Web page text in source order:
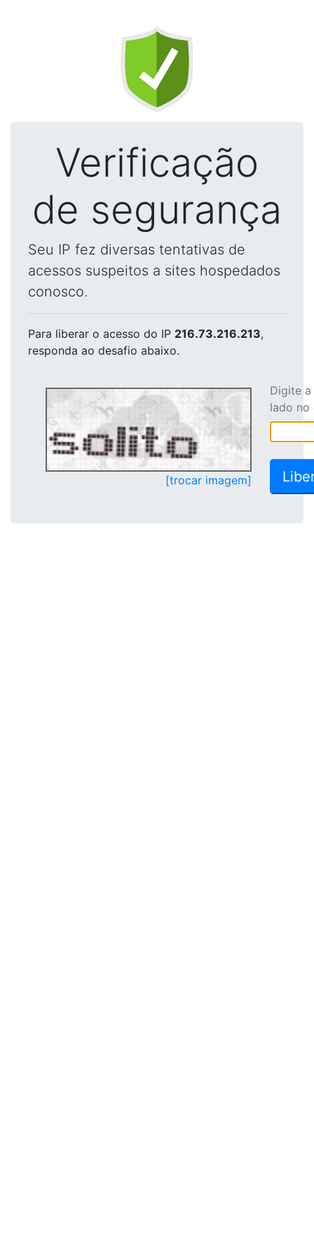
Verificação
de segurança
Seu IP fez diversas tentativas de
acessos suspeitos a sites hospedados
conosco.
Para liberar o acesso do IP 216.73.216.213,
responda ao desafio abaixo.
[trocar imagem]
Digite
lado no